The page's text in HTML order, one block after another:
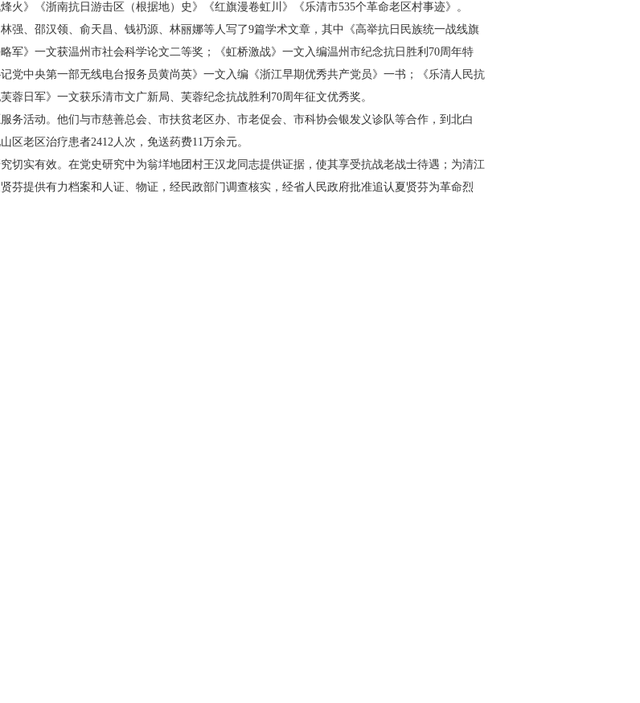
火》《浙南抗日游击区（根据地）史》《红旗漫卷虹川》《乐清市535个革命老区村事迹》。
林强、邵汉领、俞天昌、钱礽源、 林丽娜等人写了9篇学术文章，其中《高举抗日民族统一战线旗
军》一文获温州市社会科学论文二等奖；《虹桥激战》一文入编温州市纪念抗日胜利 70周年特
中央第一部无线电台报务员黄尚英》一文入编《浙江早期优秀共产党员》一书；《乐清人民抗
蓉日军》一文获乐清市文广新局、芙蓉纪念抗战胜利 70周年征文优秀奖。
务活动。 他们与市慈善总会、市扶贫老区办、市老促会、市科协会银发义诊队等合作，到北白
区老区治疗患者2412人次，免送药费11万余元。
切实有效。 在党史研究中为翁垟地团村王汉龙同志提供证据，使其享受抗战老战士待遇；为清江
芬提供有力档案和人证、物证，经民政部门调查核实，经省人民政府批准追认夏贤芬为革命烈